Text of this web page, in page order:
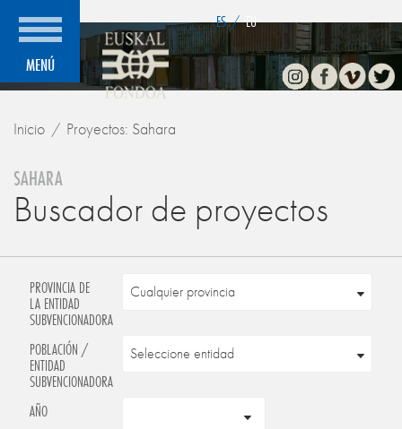
MENÚ
ES / EU
InstagramFacebook
Vimeo
Inicio Proyectos: Sahara
SAHARA
Buscador de proyectos
PROVINCIA DE
LA ENTIDAD
SUBVENCIONADORA
POBLACIÓN /
ENTIDAD
SUBVENCIONADORA
AÑO